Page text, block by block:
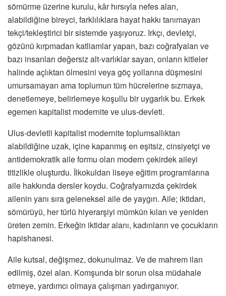
sömürme üzerine kurulu, kâr hırsıyla nefes alan,
alabildiğine bireyci, farklılıklara hayat hakkı tanımayan
tekçi/tekleştirici bir sistemde yaşıyoruz. Irkçı, devletçi,
gözünü kırpmadan katliamlar yapan, bazı coğrafyaları ve
bazı insanları değersiz alt-varlıklar sayan, onların kitleler
halinde açlıktan ölmesini veya göç yollarına düşmesini
umursamayan ama toplumun tüm hücrelerine sızmaya,
denetlemeye, belirlemeye koşullu bir uygarlık bu. Erkek
egemen kapitalist modernite ve ulus-devleti.
Ulus-devletli kapitalist modernite toplumsallıktan
alabildiğine uzak, içine kapanmış en eşitsiz, cinsiyetçi ve
antidemokratik aile formu olan modern çekirdek aileyi
titizlikle oluşturdu. İlkokuldan liseye eğitim programlarına
aile hakkında dersler koydu. Coğrafyamızda çekirdek
ailenin yanı sıra geleneksel aile de yaygın. Aile; iktidarı,
sömürüyü, her türlü hiyerarşiyi mümkün kılan ve yeniden
üreten zemin. Erkeğin iktidar alanı, kadınların ve çocukların
hapishanesi.
Aile kutsal, değişmez, dokunulmaz. Ve de mahrem ilan
edilmiş, özel alan. Komşunda bir sorun olsa müdahale
etmeye, yardımcı olmaya çalışman yadırganıyor.